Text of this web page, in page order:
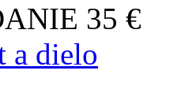
35 €
a dielo